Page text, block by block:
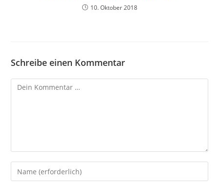
10. Oktober 2018
Schreibe einen Kommentar
Kommentar
Gib
deinen